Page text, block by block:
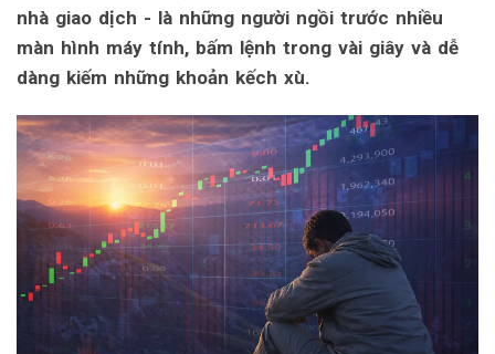
nhà giao dịch - là những người ngồi trước nhiều
màn hình máy tính, bấm lệnh trong vài giây và dễ
dàng kiếm những khoản kếch xù.